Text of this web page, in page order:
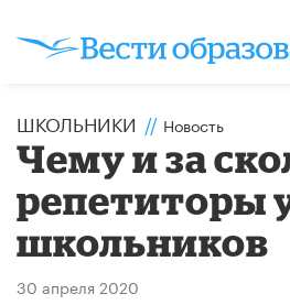
ШКОЛЬНИКИ // Новость
Чему и за
репетиторы
школьников
30 апреля 2020